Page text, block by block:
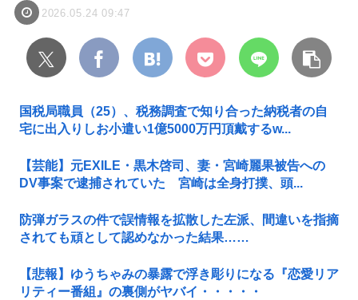
2026.05.24 09:47
国税局職員（25）、税務調査で知り合った納税者の自
宅に出入りしお小遣い1億5000万円頂戴するw...
【芸能】元EXILE・黒木啓司、妻・宮崎麗果被告への
DV事案で逮捕されていた 宮崎は全身打撲、頭...
防弾ガラスの件で誤情報を拡散した左派、間違いを指摘
されても頑として認めなかった結果……
【悲報】ゆうちゃみの暴露で浮き彫りになる『恋愛リア
リティー番組』の裏側がヤバイ・・・・・